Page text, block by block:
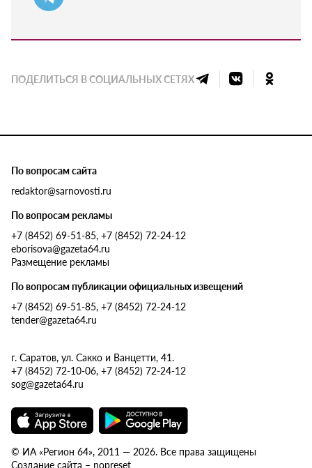
ПОДЕЛИТЬСЯ В СОЦИАЛЬНЫХ СЕТЯХ
По вопросам сайта
redaktor@sarnovosti.ru
По вопросам рекламы
+7 (8452) 69-51-85, +7 (8452) 72-24-12
eborisova@gazeta64.ru
Размещение рекламы
По вопросам публикации официальных извещений
+7 (8452) 69-51-85, +7 (8452) 72-24-12
tender@gazeta64.ru
г. Саратов, ул. Сакко и Ванцетти, 41.
+7 (8452) 72-10-06, +7 (8452) 72-24-12
sog@gazeta64.ru
© ИА «Регион 64», 2011 — 2026. Все права защищены
Создание сайта – nopreset